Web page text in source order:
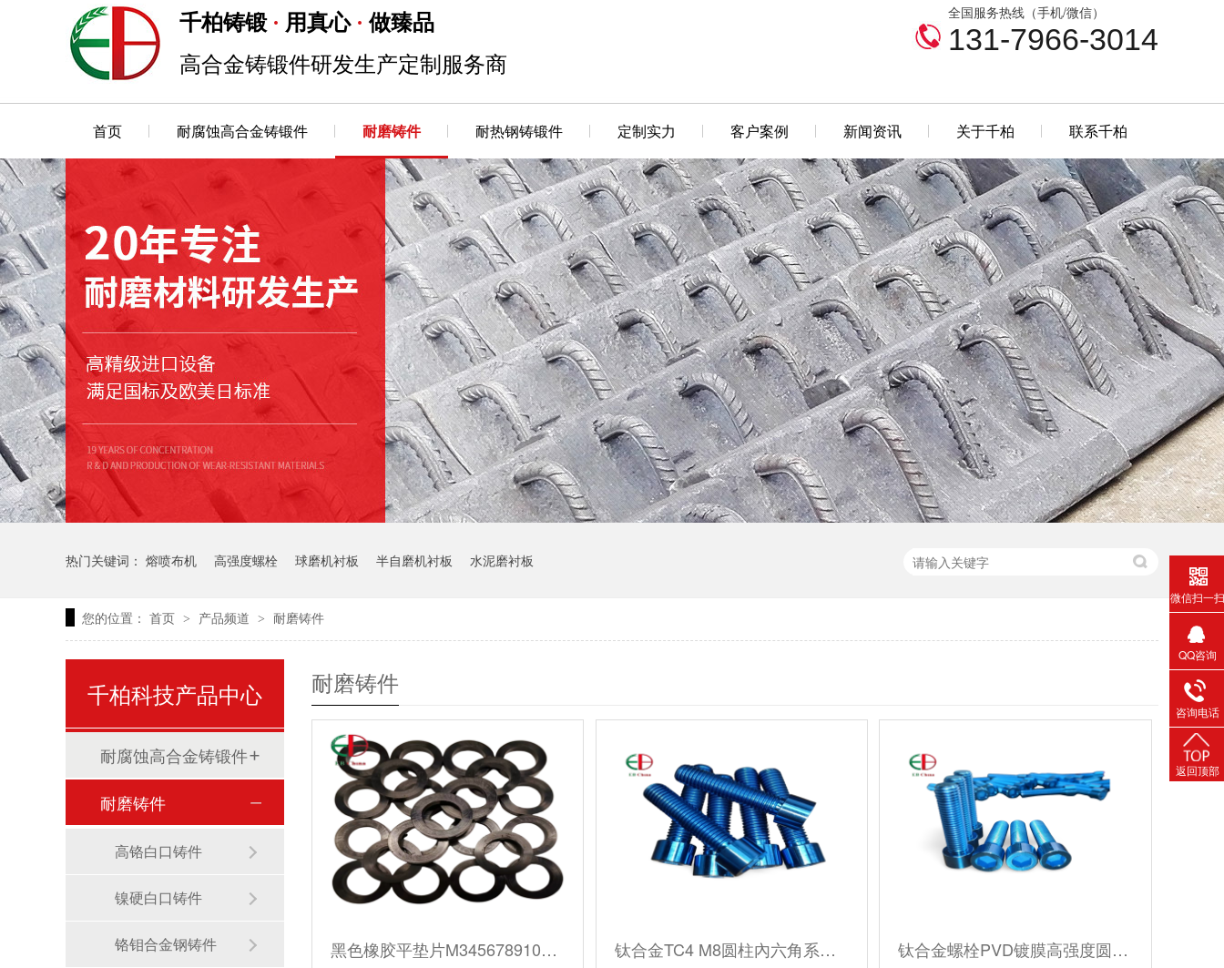
千柏铸锻· 用真心·做臻品
高合金铸锻件研发生产定制服务商
全国服务热线（手机/微信）
131-7966-3014
首页 耐腐蚀高合金铸锻件 耐磨铸件 耐热钢铸锻件 定制实力 客户案例 新闻资讯 关于千柏 联系千柏
热门关键词： 熔喷布机 高强度螺栓 球磨机衬板 半自磨机衬板 水泥磨衬板
您的位置： 首页 > 产品频道 > 耐磨铸件
耐磨铸件
黑色橡胶平垫片M34567891012螺丝螺栓用垫圈 钛合金TC4 M8圆柱內六角系列15-100 摩托车改装 支持多色 钛合金螺栓PVD镀膜高强度圆柱头杯头内六角螺丝螺钉耐磨
千柏科技产品中心
耐腐蚀高合金铸锻件
耐磨铸件
高铬白口铸件
镍硬白口铸件
铬钼合金钢铸件
微信扫一扫
QQ咨询
咨询电话
返回顶部